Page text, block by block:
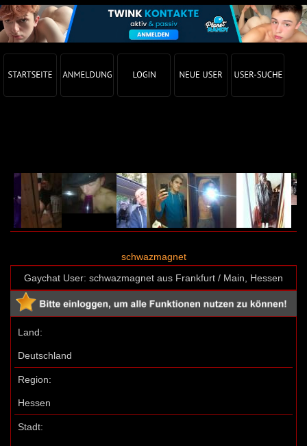
schwazmagnet
Gaychat User: schwazmagnet aus Frankfurt / Main, Hessen
Land:
Deutschland
Region:
Hessen
Stadt: